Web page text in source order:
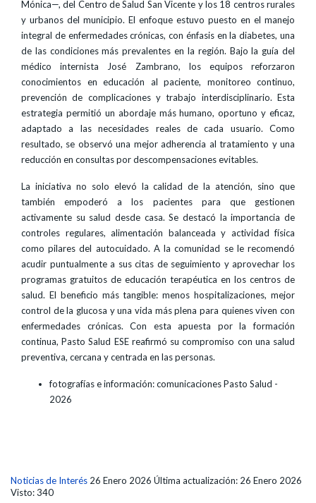
Mónica—, del Centro de Salud San Vicente y los 18 centros rurales
y urbanos del municipio. El enfoque estuvo puesto en el manejo
integral de enfermedades crónicas, con énfasis en la diabetes, una
de las condiciones más prevalentes en la región. Bajo la guía del
médico internista José Zambrano, los equipos reforzaron
conocimientos en educación al paciente, monitoreo continuo,
prevención de complicaciones y trabajo interdisciplinario. Esta
estrategia permitió un abordaje más humano, oportuno y eficaz,
adaptado a las necesidades reales de cada usuario. Como
resultado, se observó una mejor adherencia al tratamiento y una
reducción en consultas por descompensaciones evitables.
La iniciativa no solo elevó la calidad de la atención, sino que
también empoderó a los pacientes para que gestionen
activamente su salud desde casa. Se destacó la importancia de
controles regulares, alimentación balanceada y actividad física
como pilares del autocuidado. A la comunidad se le recomendó
acudir puntualmente a sus citas de seguimiento y aprovechar los
programas gratuitos de educación terapéutica en los centros de
salud. El beneficio más tangible: menos hospitalizaciones, mejor
control de la glucosa y una vida más plena para quienes viven con
enfermedades crónicas. Con esta apuesta por la formación
continua, Pasto Salud ESE reafirmó su compromiso con una salud
preventiva, cercana y centrada en las personas.
fotografías e información: comunicaciones Pasto Salud -
2026
Noticias de Interés 26 Enero 2026 Última actualización: 26 Enero 2026
Visto: 340